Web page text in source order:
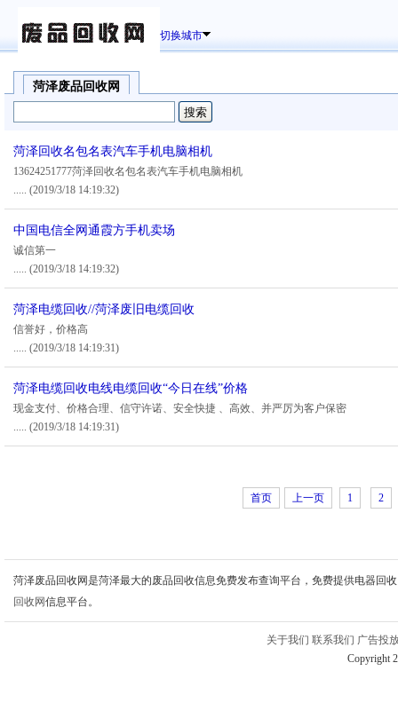
切换城市
菏泽废品回收网
菏泽回收名包名表汽车手机电脑相机
13624251777菏泽回收名包名表汽车手机电脑相机
..... (2019/3/18 14:19:32)
中国电信全网通霞方手机卖场
诚信第一
..... (2019/3/18 14:19:32)
菏泽电缆回收//菏泽废旧电缆回收
信誉好，价格高
..... (2019/3/18 14:19:31)
菏泽电缆回收电线电缆回收“今日在线”价格
现金支付、价格合理、信守许诺、安全快捷 、高效、并严厉为客户保密
..... (2019/3/18 14:19:31)
首页 上一页 1 2
菏泽废品回收网是菏泽最大的废品回收信息免费发布查询平台，免费提供电器回
回收网信息平台。
关于我们 联系我们 广告投
Copyright